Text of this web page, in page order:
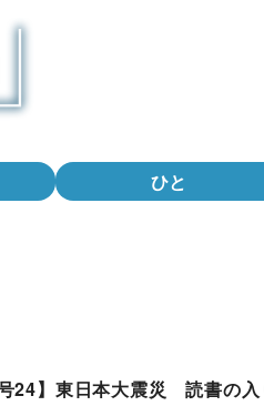
ひと
号24】東日本大震災 読書の